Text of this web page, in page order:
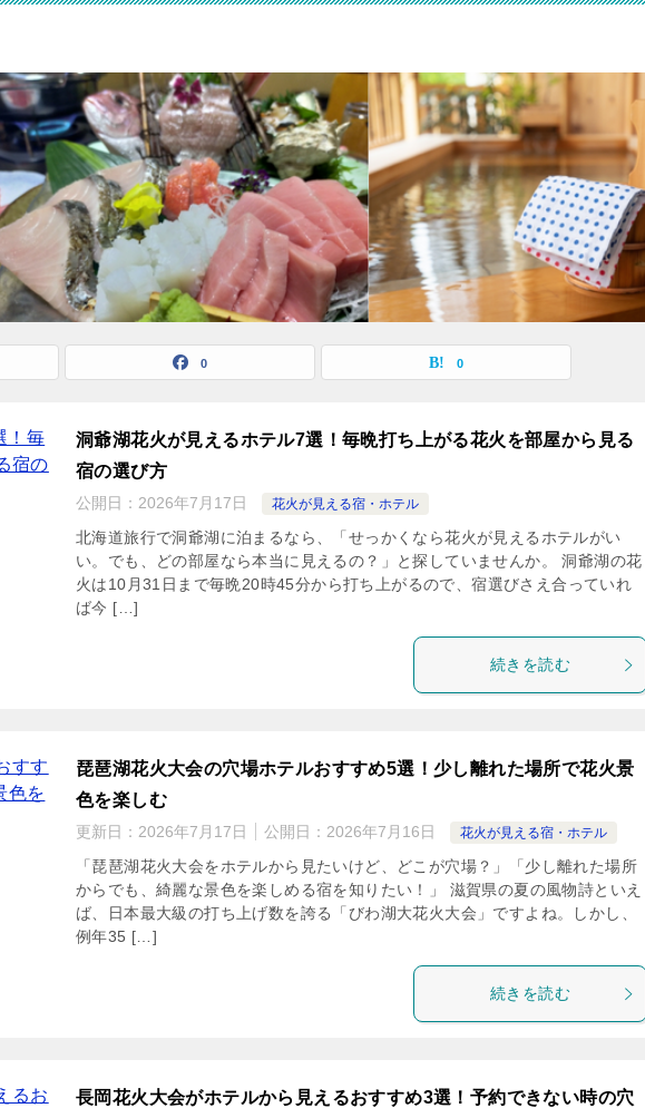
0 0
洞爺湖花火が見えるホテル7選！毎晩打ち上がる花火を部屋から見る
宿の選び方
公開日： 2026年7月17日 花火が見える宿・ホテル
北海道旅行で洞爺湖に泊まるなら、「せっかくなら花火が見えるホテルがい
い。でも、どの部屋なら本当に見えるの？」と探していませんか。 洞爺湖の花
火は10月31日まで毎晩20時45分から打ち上がるので、宿選びさえ合っていれ
ば今 […]
続きを読む
琵琶湖花火大会の穴場ホテルおすすめ5選！少し離れた場所で花火景
色を楽しむ
更新日： 2026年7月17日 公開日： 2026年7月16日 花火が見える宿・ホテル
「琵琶湖花火大会をホテルから見たいけど、どこが穴場？」「少し離れた場所
からでも、綺麗な景色を楽しめる宿を知りたい！」 滋賀県の夏の風物詩といえ
ば、日本最大級の打ち上げ数を誇る「びわ湖大花火大会」ですよね。しかし、
例年35 […]
続きを読む
長岡花火大会がホテルから見えるおすすめ3選！予約できない時の穴